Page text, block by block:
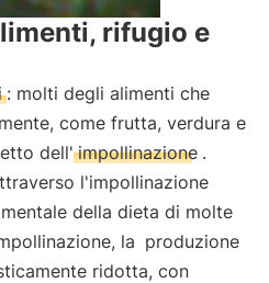
rifugio e
: molti degli alimenti che
come frutta, verdura e
dell' impollinazione .
l'impollinazione
della dieta di molte
la produzione
ridotta, con